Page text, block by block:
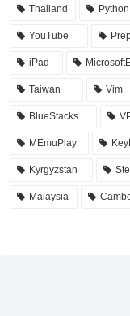
Thailand Python
YouTube
iPad
Taiwan Vim
BlueStacks
MEmuPlay
Kyrgyzstan
Malaysia